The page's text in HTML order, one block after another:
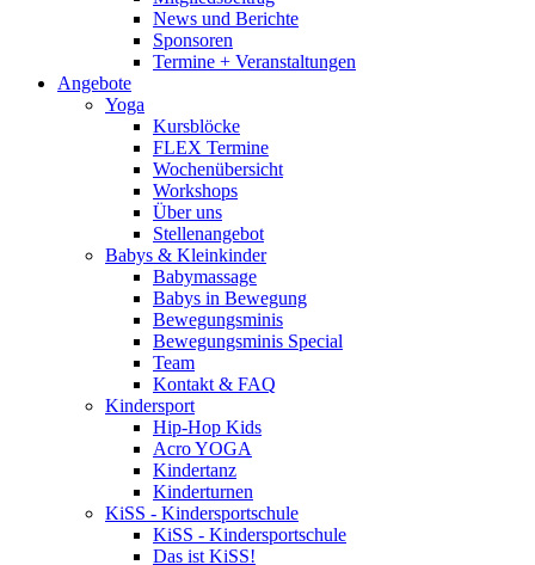
News und Berichte
Sponsoren
Termine + Veranstaltungen
Angebote
Yoga
Kursblöcke
FLEX Termine
Wochenübersicht
Workshops
Über uns
Stellenangebot
Babys & Kleinkinder
Babymassage
Babys in Bewegung
Bewegungsminis
Bewegungsminis Special
Team
Kontakt & FAQ
Kindersport
Hip-Hop Kids
Acro YOGA
Kindertanz
Kinderturnen
KiSS - Kindersportschule
KiSS - Kindersportschule
Das ist KiSS!